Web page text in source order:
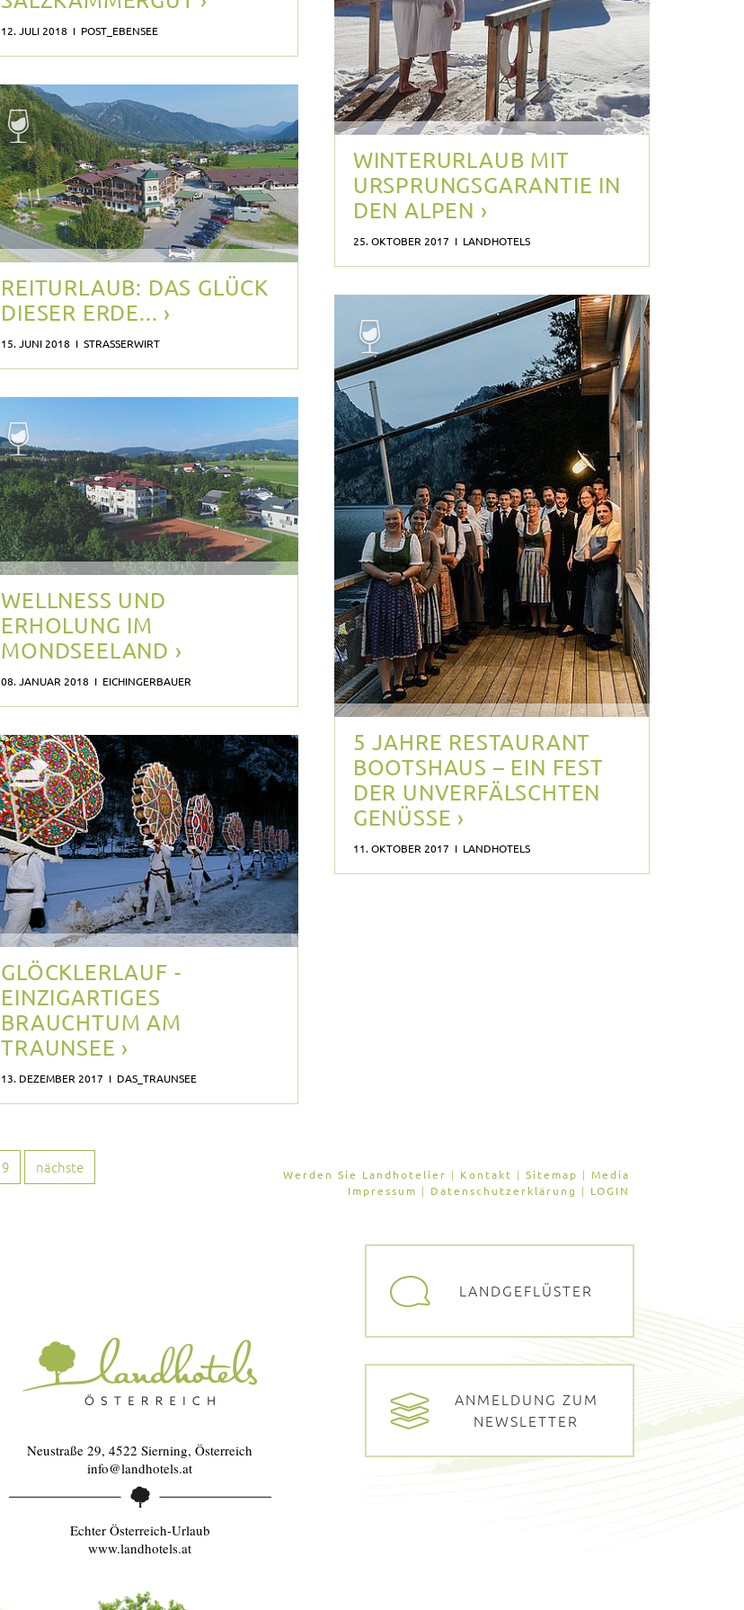
12. JULI 2018 I POST_EBENSEE
REITURLAUB: DAS GLÜCK
DIESER ERDE... ›
15. JUNI 2018 I STRASSERWIRT
WELLNESS UND
ERHOLUNG IM
MONDSEELAND ›
08. JANUAR 2018 I EICHINGERBAUER
GLÖCKLERLAUF -
EINZIGARTIGES
BRAUCHTUM AM
TRAUNSEE ›
13. DEZEMBER 2017 I DAS_TRAUNSEE
WINTERURLAUB MIT
URSPRUNGSGARANTIE IN
DEN ALPEN ›
25. OKTOBER 2017 I LANDHOTELS
5 JAHRE RESTAURANT
BOOTSHAUS – EIN FEST
DER UNVERFÄLSCHTEN
GENÜSSE ›
11. OKTOBER 2017 I LANDHOTELS
9 nächste Werden Sie Landhotelier | Kontakt | Sitemap | Media
Impressum | Datenschutzerklärung | LOGIN
Neustraße 29, 4522 Sierning, Österreich
info@landhotels.at
Echter Österreich-Urlaub
www.landhotels.at
LANDGEFLÜSTER
ANMELDUNG ZUM
NEWSLETTER